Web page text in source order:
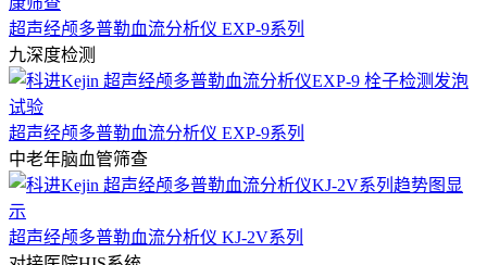
超声经颅多普勒血流分析仪 EXP-9系列
九深度检测
超声经颅多普勒血流分析仪 EXP-9系列
中老年脑血管筛查
超声经颅多普勒血流分析仪 KJ-2V系列